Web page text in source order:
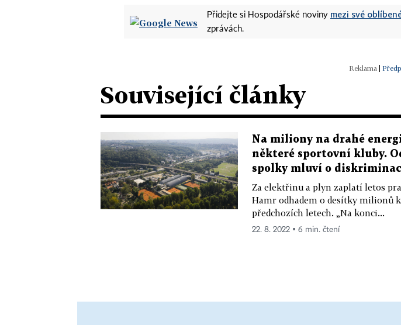
Přidejte si Hospodářské noviny mezi své
zprávách.
|
Související články
Na miliony na drahé
některé sportovní kluby.
spolky mluví o
Za elektřinu a plyn zaplatí letos
Hamr odhadem o desítky milionů
předchozích letech. „Na konci...
22. 8. 2022 ▪ 6 min. čtení